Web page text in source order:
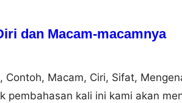
dan Macam-macamnya
Contoh, Macam, Ciri, Sifat,
pembahasan kali ini kami akan